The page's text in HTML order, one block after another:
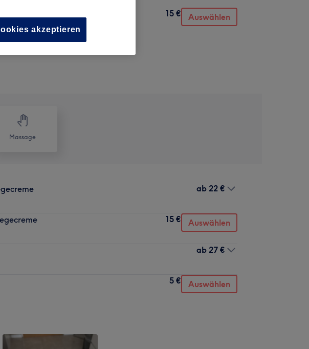
15 € Auswählen
Massage
ab 22 €
15 € Auswählen
ab 27 €
5 € Auswählen
akzeptieren